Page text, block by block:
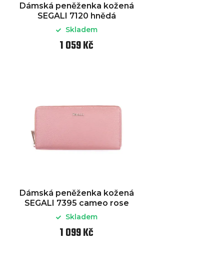
Dámská peněženka kožená
SEGALI 7120 hnědá
Skladem
1 059 Kč
Dámská peněženka kožená
SEGALI 7395 cameo rose
Skladem
1 099 Kč